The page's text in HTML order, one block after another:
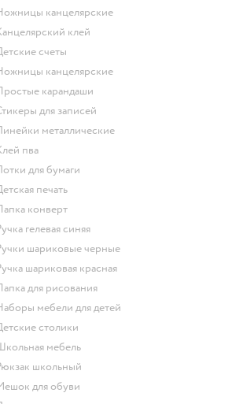
Ножницы канцелярские
Канцелярский клей
Детские счеты
Ножницы канцелярские
Простые карандаши
Стикеры для записей
Линейки металлические
Клей пва
Лотки для бумаги
Детская печать
Папка конверт
Ручка гелевая синяя
Ручки шариковые черные
Ручка шариковая красная
Папка для рисования
Наборы мебели для детей
Детские столики
Школьная мебель
Рюкзак школьный
Мешок для обуви